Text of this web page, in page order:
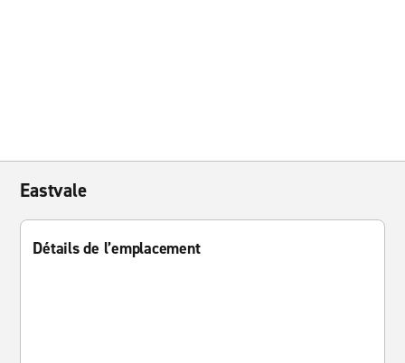
Eastvale
Détails de l’emplacement